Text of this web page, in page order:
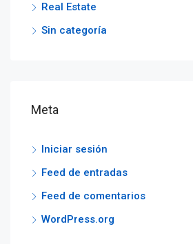
Real Estate
Sin categoría
Meta
Iniciar sesión
Feed de entradas
Feed de comentarios
WordPress.org